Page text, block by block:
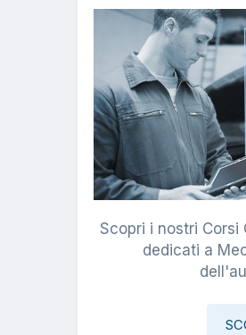
Scopri i nostri Corsi
dedicati a